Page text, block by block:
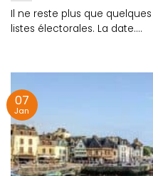
Il ne reste plus que
listes électorales. La date....
07
Jan